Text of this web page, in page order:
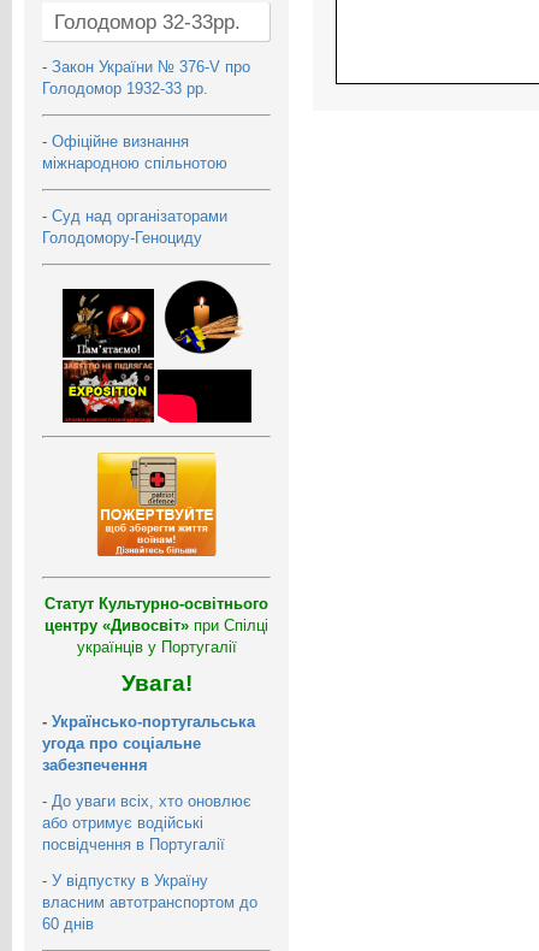
Голодомор 32-33рр.
- Закон України № 376-V про
Голодомор 1932-33 рр.
- Офіційне визнання
міжнародною спільнотою
- Суд над організаторами
Голодомору-Геноциду
Статут Культурно-освітнього
центру «Дивосвіт» при Спілці
українців у Португалії
Увага!
- Українсько-португальська
угода про соціальне
забезпечення
- До уваги всіх, хто оновлює
або отримує водійські
посвідчення в Португалії
- У відпустку в Україну
власним автотранспортом до
60 днів